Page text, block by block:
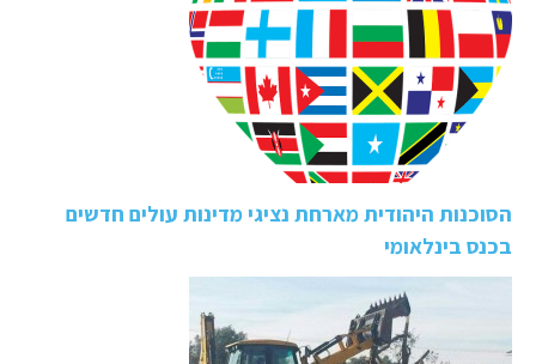
הסוכנות היהודית מארחת נציגי מדינות עולים חדשים
בכנס בינלאומי